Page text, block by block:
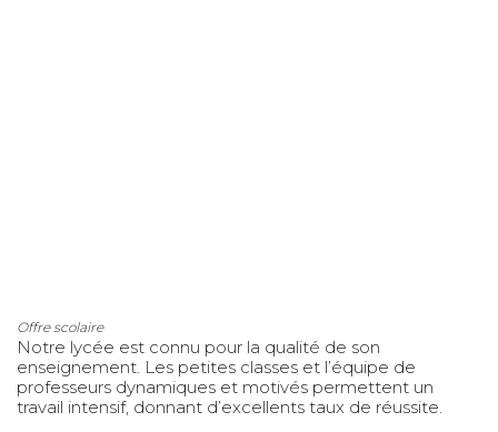
Offre scolaire
Notre lycée est connu pour la qualité de son
enseignement. Les petites classes et l’équipe de
professeurs dynamiques et motivés permettent un
travail intensif, donnant d’excellents taux de réussite.